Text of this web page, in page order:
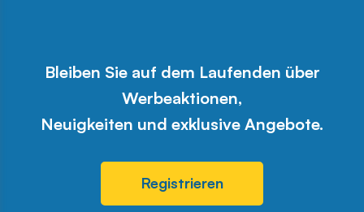
Bleiben Sie auf dem Laufenden über
Werbeaktionen,
Neuigkeiten und exklusive Angebote.
Registrieren